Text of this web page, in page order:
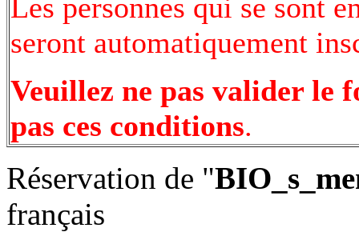
Les personnes qui se sont
seront automatiquement
Veuillez ne pas valider le
pas ces conditions.
Réservation de "
français